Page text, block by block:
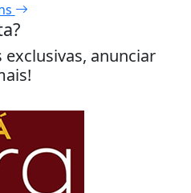
anunciar